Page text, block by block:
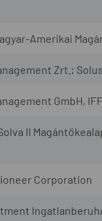
Amerikai
Zrt.;
GmbH,
II
Corporation